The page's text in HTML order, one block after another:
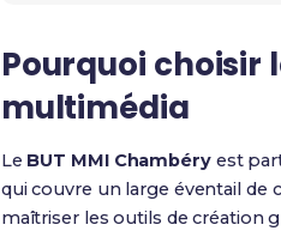
Pourquoi choisir
multimédia
Le BUT MMI Chambéryest
qui couvre un large éventail de
maîtriser les outils de création